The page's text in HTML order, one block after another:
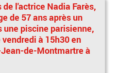
de l'actrice Nadia Farès,
de 57 ans après un
une piscine parisienne,
à 15h30 en
de-Montmartre à